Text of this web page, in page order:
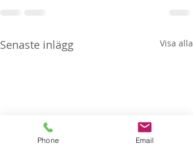
Senaste inlägg Visa alla
Phone Email